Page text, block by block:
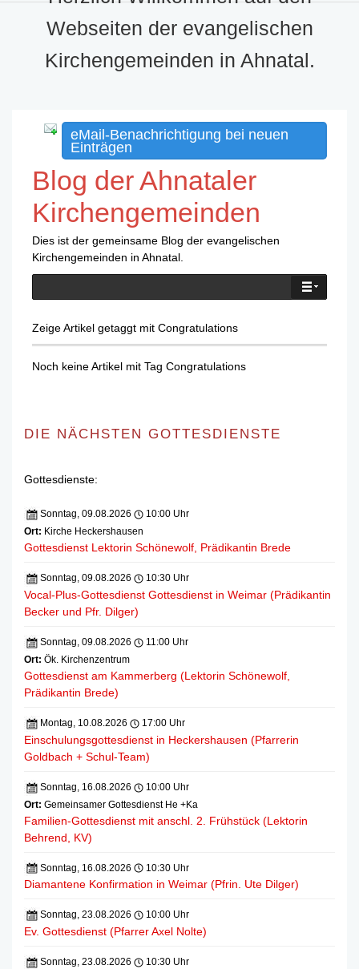
Webseiten der evangelischen
Kirchengemeinden in Ahnatal.
eMail-Benachrichtigung bei neuen
Einträgen
Blog der Ahnataler
Kirchengemeinden
Dies ist der gemeinsame Blog der evangelischen
Kirchengemeinden in Ahnatal.
Zeige Artikel getaggt mit Congratulations
Noch keine Artikel mit Tag Congratulations
DIE NÄCHSTEN GOTTESDIENSTE
Gottesdienste:
Sonntag, 09.08.2026
10:00 Uhr
Ort: Kirche Heckershausen
Gottesdienst Lektorin Schönewolf, Prädikantin Brede
Sonntag, 09.08.2026 10:30 Uhr
Vocal-Plus-Gottesdienst Gottesdienst in Weimar (Prädikantin
Becker und Pfr. Dilger)
Sonntag, 09.08.2026
11:00 Uhr
Ort: Ök. Kirchenzentrum
Gottesdienst am Kammerberg (Lektorin Schönewolf,
Prädikantin Brede)
Montag, 10.08.2026 17:00 Uhr
Einschulungsgottesdienst in Heckershausen (Pfarrerin
Goldbach + Schul-Team)
Sonntag, 16.08.2026
10:00 Uhr
Ort: Gemeinsamer Gottesdienst He +Ka
Familien-Gottesdienst mit anschl. 2. Frühstück (Lektorin
Behrend, KV)
Sonntag, 16.08.2026 10:30 Uhr
Diamantene Konfirmation in Weimar (Pfrin. Ute Dilger)
Sonntag, 23.08.2026 10:00 Uhr
Ev. Gottesdienst (Pfarrer Axel Nolte)
Sonntag, 23.08.2026 10:30 Uhr